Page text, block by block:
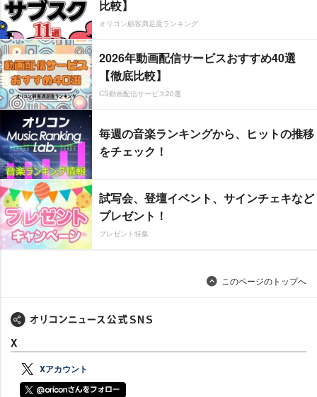
比較】
オリコン顧客満足度ランキング
2026年動画配信サービスおすすめ40選
【徹底比較】
CS動画配信サービス20選
毎週の音楽ランキングから、ヒットの推移
をチェック！
試写会、登壇イベント、サインチェキなど
プレゼント！
プレゼント特集
このページのトップへ
X
Xアカウント